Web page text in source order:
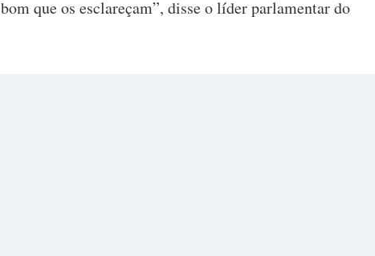
que os esclareçam”, disse o líder parlamentar do